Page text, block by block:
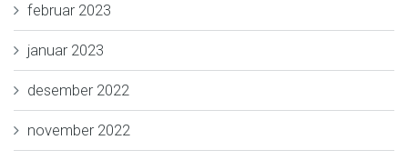
februar 2023
januar 2023
desember 2022
november 2022